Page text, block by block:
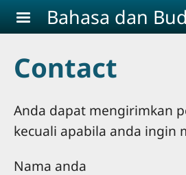
Skip to main content
Bahasa dan
Contact
Anda dapat mengirimkan
kecuali apabila anda ingin
Nama anda